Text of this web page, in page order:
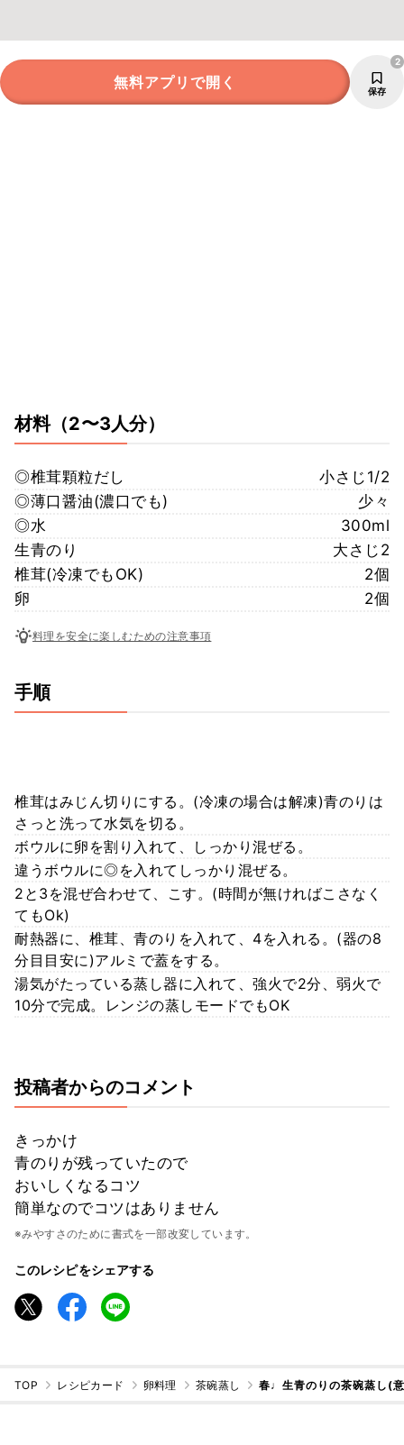
無料アプリで開く 保存
2
材料（2〜3人分）
◎椎茸顆粒だし
小さじ1/2
◎薄口醤油(濃口でも)
少々
◎水
300ml
生青のり
大さじ2
椎茸(冷凍でもOK)
2個
卵
2個
料理を安全に楽しむための注意事項
手順
椎茸はみじん切りにする。(冷凍の場合は解凍)青のりは
さっと洗って水気を切る。
ボウルに卵を割り入れて、しっかり混ぜる。
違うボウルに◎を入れてしっかり混ぜる。
2と3を混ぜ合わせて、こす。(時間が無ければこさなく
てもOk)
耐熱器に、椎茸、青のりを入れて、4を入れる。(器の8
分目目安に)アルミで蓋をする。
湯気がたっている蒸し器に入れて、強火で2分、弱火で
10分で完成。レンジの蒸しモードでもOK
投稿者からのコメント
きっかけ
青のりが残っていたので
おいしくなるコツ
簡単なのでコツはありません
※みやすさのために書式を一部改変しています。
このレシピをシェアする
TOP レシピカード 卵料理 茶碗蒸し 春♩生青のりの茶碗蒸し(